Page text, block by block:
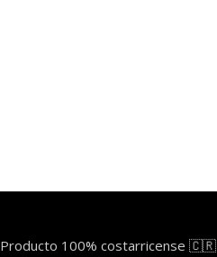
Producto 100% costarricense 🇨🇷